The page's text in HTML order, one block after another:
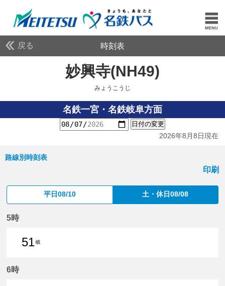
戻る 時刻表
妙興寺(NH49)
みょうこうじ
名鉄一宮・名鉄岐阜方面
日付の変更
2026年8月8日現在
路線別時刻表
印刷
平日08/10 土・休日08/08
5時
51岐
6時